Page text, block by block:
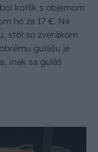
kotlík s objemom
ho za 17 €. Na
stôl so zverákom
gulášu je
inak sa guláš